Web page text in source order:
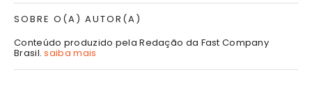
SOBRE O(A) AUTOR(A)
Conteúdo produzido pela Redação da Fast Company
Brasil.saiba mais